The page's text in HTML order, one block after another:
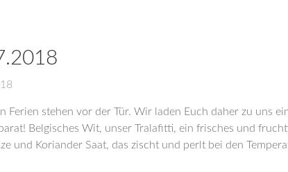
Ferien stehen vor der Tür. Wir laden Euch daher zu uns
Belgisches Wit, unser Tralafitti, ein frisches und
und Koriander Saat, das zischt und perlt bei den